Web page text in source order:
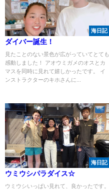
海日記
ダイバー誕生！
見たことのない景色が広がっていてとても
感動しました！ アオウミガメのオスとカ
マスを同時に見れて嬉しかったです。 イ
ンストラクターのキホさんに...
海日記
ウミウシパラダイス☆
ウミウシいっぱい見れて、良かったです。